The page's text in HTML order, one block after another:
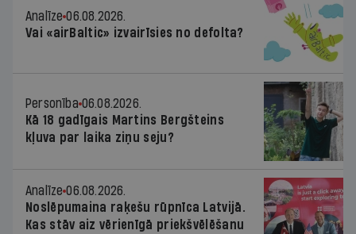
Analīze 06.08.2026.
Vai «airBaltic» izvairīsies no defolta?
Personība 06.08.2026.
Kā 18 gadīgais Martins Bergšteins
kļuva par laika ziņu seju?
Analīze 06.08.2026.
Noslēpumaina raķešu rūpnīca Latvijā.
Kas stāv aiz vērienīgā priekšvēlēšanu